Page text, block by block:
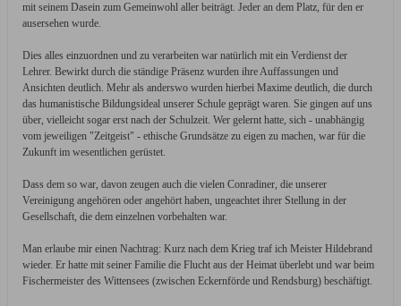
mit seinem Dasein zum Gemeinwohl aller beiträgt. Jeder an dem Platz, für den er
ausersehen wurde.
Dies alles einzuordnen und zu verarbeiten war natürlich mit ein Verdienst der
Lehrer. Bewirkt durch die ständige Präsenz wurden ihre Auffassungen und
Ansichten deutlich. Mehr als anderswo wurden hierbei Maxime deutlich, die durch
das humanistische Bildungsideal unserer Schule geprägt waren. Sie gingen auf uns
über, vielleicht sogar erst nach der Schulzeit. Wer gelernt hatte, sich - unabhängig
vom jeweiligen "Zeitgeist" - ethische Grundsätze zu eigen zu machen, war für die
Zukunft im wesentlichen gerüstet.
Dass dem so war, davon zeugen auch die vielen Conradiner, die unserer
Vereinigung angehören oder angehört haben, ungeachtet ihrer Stellung in der
Gesellschaft, die dem einzelnen vorbehalten war.
Man erlaube mir einen Nachtrag: Kurz nach dem Krieg traf ich Meister Hildebrand
wieder. Er hatte mit seiner Familie die Flucht aus der Heimat überlebt und war beim
Fischermeister des Wittensees (zwischen Eckernförde und Rendsburg) beschäftigt.